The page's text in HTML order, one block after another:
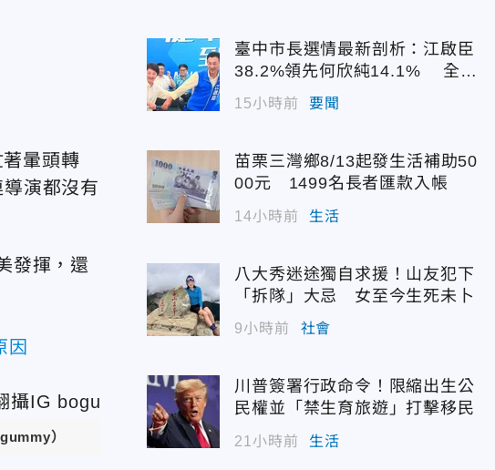
暈頭轉
演都沒有
發揮，還
因
）
臺中市長選情最新剖析：江啟臣
38.2%領先何欣純14.1% 全世
代支持度全面居首
15小時前 要聞
苗栗三灣鄉8/13起發生活補助50
00元 1499名長者匯款入帳
14小時前 生活
八大秀迷途獨自求援！山友犯下
「拆隊」大忌 女至今生死未卜
9小時前 社會
川普簽署行政命令！限縮出生公
民權並「禁生育旅遊」打擊移民
21小時前 生活